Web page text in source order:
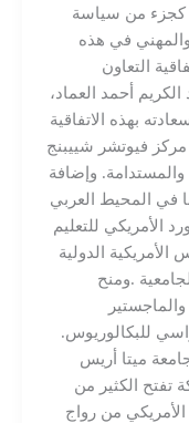
كجزء من سياسة
والمهني في هذه
التعاون
أحمد العماد،
بهذه الاتفاقية
مركز فيوتشر شييبنج
والمستدامة. وإضافة
في المحيط العربي
الأمريكي للتعليم
الأمريكية الدولية
.ومنح
للبكالوريوس.
ميتا أريس
تفتح الكثير من
الأمريكي من رواج